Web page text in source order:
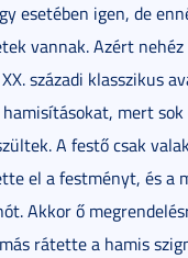
esetében igen, de
vannak. Azért
századi klasszikus
mert sok
A festő csak
el a festményt, és a
Akkor ő
rátette a hamis